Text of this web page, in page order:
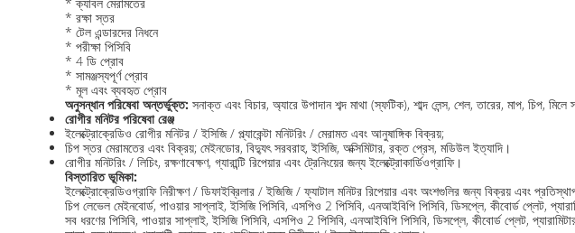
* রক্ষা স্তর
* টেল এন্ডারদের নিধনে
* পরীক্ষা পিসিবি
* 4 ডি প্রোব
* সামঞ্জস্যপূর্ণ প্রোব
* মূল এবং ব্যবহৃত প্রোব
অনুসন্ধান পরিষেবা অন্তর্ভুক্ত: সনাক্ত এবং বিচার, অ্যারে উপাদান শব্দ মাথা (স্ফটিক), শাব্দ লেন্স, শেল, তারের, মাপ, চিপ,
রোগীর মনিটর পরিষেবা রেঞ্জ
ইলেক্ট্রোক্রেডিও রোগীর মনিটর / ইসিজি / প্ল্যাকেন্টা মনিটরিং / মেরামত এবং আনুষাঙ্গিক বিক্রয়;
চিপ স্তর মেরামতের এবং বিক্রয়; মেইনডোর, বিদ্যুৎ সরবরাহ, ইসিজি, অক্সিমিটার, রক্ত ​​প্রেস, মডিউল ইত্যাদি।
রোগীর মনিটরিং / লিচিং, রক্ষণাবেক্ষণ, গ্যারান্টি রিপেয়ার এবং ট্রেনিংয়ের জন্য ইলেক্ট্রোকার্ডিওগ্রাফি।
বিস্তারিত ভূমিকা:
ইলেক্ট্রোক্রেডিওগ্রাফি নিরীক্ষণ / ডিফাইব্রিলার / ইজিজি / ফ্যাটাল মনিটর রিপেয়ার এবং অংশগুলির জন্য বিক্রয় এবং
চিপ লেভেল মেইনবোর্ড, পাওয়ার সাপ্লাই, ইসিজি পিসিবি, এসপিও 2 পিসিবি, এনআইবিপি পিসিবি, ডিসপ্লে, কীবোর্ড প্লেট,
সব ধরণের পিসিবি, পাওয়ার সাপ্লাই, ইসিজি পিসিবি, এসপিও 2 পিসিবি, এনআইবিপি পিসিবি, ডিসপ্লে, কীবোর্ড প্লেট,